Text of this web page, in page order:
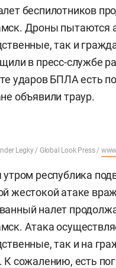
беспилотников
Дроны пытаются
так и
в пресс-службе
ударов БПЛА есть
объявили траур.
Legky / Global Look Press /
утром республика
жестокой атаке
налет
Атака
так и на
К сожалению, есть